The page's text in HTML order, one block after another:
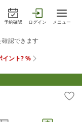
予約確認 ログイン メニュー